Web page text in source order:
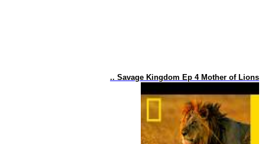
.. Savage Kingdom Ep 4 Mother of Lions